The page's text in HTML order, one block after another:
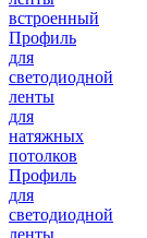
встроенный
Профиль
для
светодиодной
ленты
для
натяжных
потолков
Профиль
для
светодиодной
ленты